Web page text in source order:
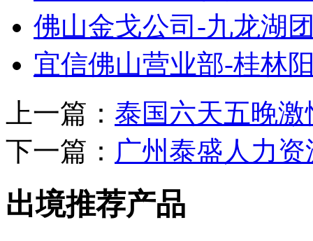
佛山金戈公司-九龙湖
宜信佛山营业部-桂林
上一篇： 泰国六天五晚激
下一篇： 广州泰盛人力
出境推荐产品